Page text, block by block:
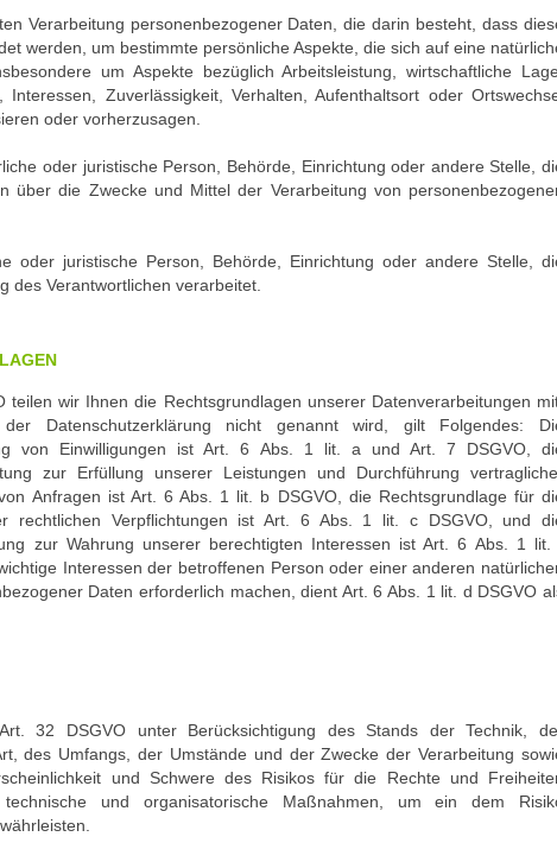
Verarbeitung personenbezogener Daten, die darin besteht, dass
werden, um bestimmte persönliche Aspekte, die sich auf eine
um Aspekte bezüglich Arbeitsleistung, wirtschaftliche Lage,
Interessen, Zuverlässigkeit, Verhalten, Aufenthaltsort oder
oder vorherzusagen.
oder juristische Person, Behörde, Einrichtung oder andere Stelle,
über die Zwecke und Mittel der Verarbeitung von
oder juristische Person, Behörde, Einrichtung oder andere Stelle,
des Verantwortlichen verarbeitet.
teilen wir Ihnen die Rechtsgrundlagen unserer Datenverarbeitungen
Datenschutzerklärung nicht genannt wird, gilt Folgendes:
von Einwilligungen ist Art. 6 Abs. 1 lit. a und Art. 7 DSGVO,
zur Erfüllung unserer Leistungen und Durchführung
Anfragen ist Art. 6 Abs. 1 lit. b DSGVO, die Rechtsgrundlage für
rechtlichen Verpflichtungen ist Art. 6 Abs. 1 lit. c DSGVO, und
zur Wahrung unserer berechtigten Interessen ist Art. 6 Abs. 1 lit.
Interessen der betroffenen Person oder einer anderen
Daten erforderlich machen, dient Art. 6 Abs. 1 lit. d DSGVO
32 DSGVO unter Berücksichtigung des Stands der Technik,
des Umfangs, der Umstände und der Zwecke der Verarbeitung
und Schwere des Risikos für die Rechte und
technische und organisatorische Maßnahmen, um ein dem